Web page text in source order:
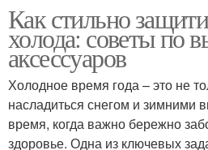
Как стильно
холода: советы по
аксессуаров
Холодное время года – это не
насладиться снегом и зимними
время, когда важно бережно
здоровье. Одна из ключевых